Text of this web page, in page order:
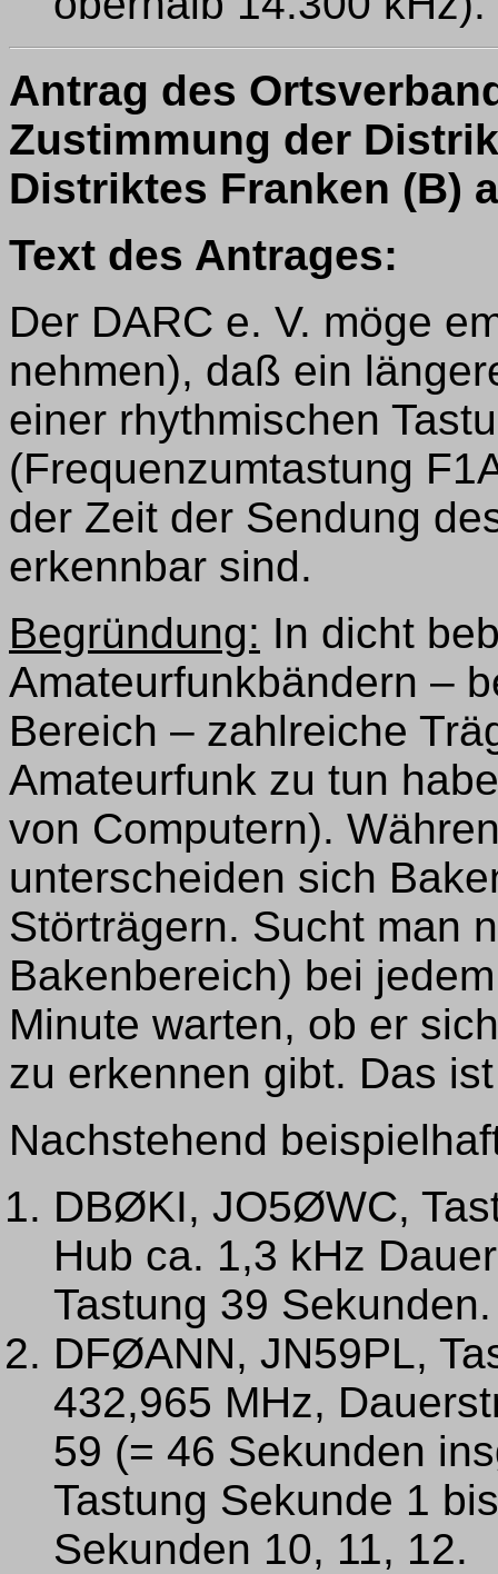
Antrag des
Zustimmung der
Distriktes Franken (B)
Text des Antrages:
Der DARC e. V. möge
nehmen), daß ein
einer rhythmischen
(Frequenzumtastung
der Zeit der Sendung
erkennbar sind.
Begründung: In dicht
Amateurfunkbändern –
Bereich – zahlreiche
Amateurfunk zu tun
von Computern).
unterscheiden sich
Störträgern. Sucht man
Bakenbereich) bei
Minute warten, ob er
zu erkennen gibt. Das
Nachstehend
DBØKI, JO5ØWC,
Hub ca. 1,3 kHz
Tastung 39 Sekunden.
DFØANN, JN59PL,
432,965 MHz,
59 (= 46 Sekunden
Tastung Sekunde 1
Sekunden 10, 11, 12.